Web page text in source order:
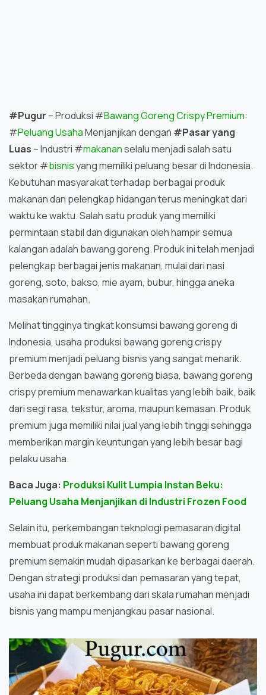
#Pugur – Produksi #Bawang Goreng Crispy Premium:
#Peluang UsahaMenjanjikan dengan #Pasar yang
Luas – Industri #makananselalu menjadi salah satu
sektor #bisnisyang memiliki peluang besar di Indonesia.
Kebutuhan masyarakat terhadap berbagai produk
makanan dan pelengkap hidangan terus meningkat dari
waktu ke waktu. Salah satu produk yang memiliki
permintaan stabil dan digunakan oleh hampir semua
kalangan adalah bawang goreng. Produk ini telah menjadi
pelengkap berbagai jenis makanan, mulai dari nasi
goreng, soto, bakso, mie ayam, bubur, hingga aneka
masakan rumahan.
Melihat tingginya tingkat konsumsi bawang goreng di
Indonesia, usaha produksi bawang goreng crispy
premium menjadi peluang bisnis yang sangat menarik.
Berbeda dengan bawang goreng biasa, bawang goreng
crispy premium menawarkan kualitas yang lebih baik, baik
dari segi rasa, tekstur, aroma, maupun kemasan. Produk
premium juga memiliki nilai jual yang lebih tinggi sehingga
memberikan margin keuntungan yang lebih besar bagi
pelaku usaha.
Baca Juga: Produksi Kulit Lumpia Instan Beku:
Peluang Usaha Menjanjikan di Industri Frozen Food
Selain itu, perkembangan teknologi pemasaran digital
membuat produk makanan seperti bawang goreng
premium semakin mudah dipasarkan ke berbagai daerah.
Dengan strategi produksi dan pemasaran yang tepat,
usaha ini dapat berkembang dari skala rumahan menjadi
bisnis yang mampu menjangkau pasar nasional.